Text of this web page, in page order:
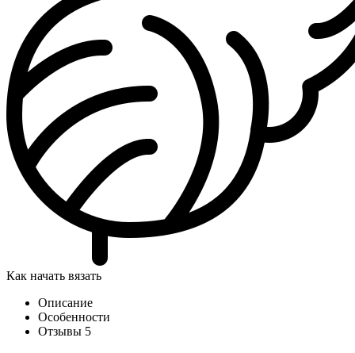
Как начать вязать
Описание
Особенности
Отзывы 5